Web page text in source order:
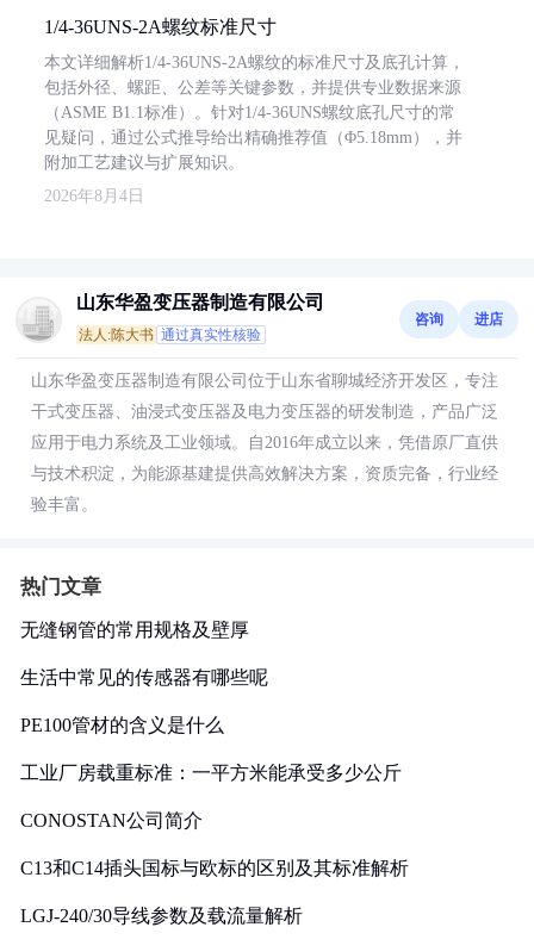
1/4-36UNS-2A螺纹标准尺寸
本文详细解析1/4-36UNS-2A螺纹的标准尺寸及底孔计算，
包括外径、螺距、公差等关键参数，并提供专业数据来源
（ASME B1.1标准）。针对1/4-36UNS螺纹底孔尺寸的常
见疑问，通过公式推导给出精确推荐值（Φ5.18mm），并
附加工艺建议与扩展知识。
2026年8月4日
山东华盈变压器制造有限公司
法人:陈大书 通过真实性核验
咨询 进店
山东华盈变压器制造有限公司位于山东省聊城经济开发区，专注
干式变压器、油浸式变压器及电力变压器的研发制造，产品广泛
应用于电力系统及工业领域。自2016年成立以来，凭借原厂直供
与技术积淀，为能源基建提供高效解决方案，资质完备，行业经
验丰富。
热门文章
无缝钢管的常用规格及壁厚
生活中常见的传感器有哪些呢
PE100管材的含义是什么
工业厂房载重标准：一平方米能承受多少公斤
CONOSTAN公司简介
C13和C14插头国标与欧标的区别及其标准解析
LGJ-240/30导线参数及载流量解析